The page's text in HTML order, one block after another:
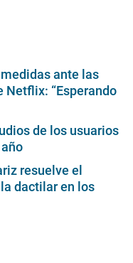
ante las
Netflix: “Esperando
de los usuarios
resuelve el
dactilar en los